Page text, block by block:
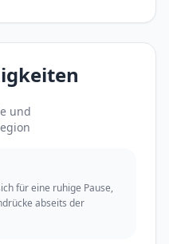
und
für eine ruhige Pause,
abseits der